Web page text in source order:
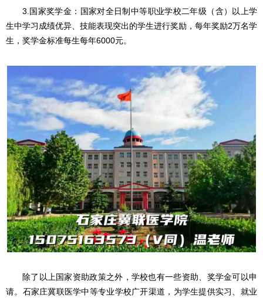
3.国家奖学金：国家对全日制中等职业学校二年级（含）以上学
生中学习成绩优异、技能表现突出的学生进行奖励，每年奖励2万名学
生，奖学金标准每生每年6000元。
除了以上国家资助政策之外，学校也有一些资助、奖学金可以申
请。石家庄冀联医学中等专业学校广开渠道，为学生提供实习、就业